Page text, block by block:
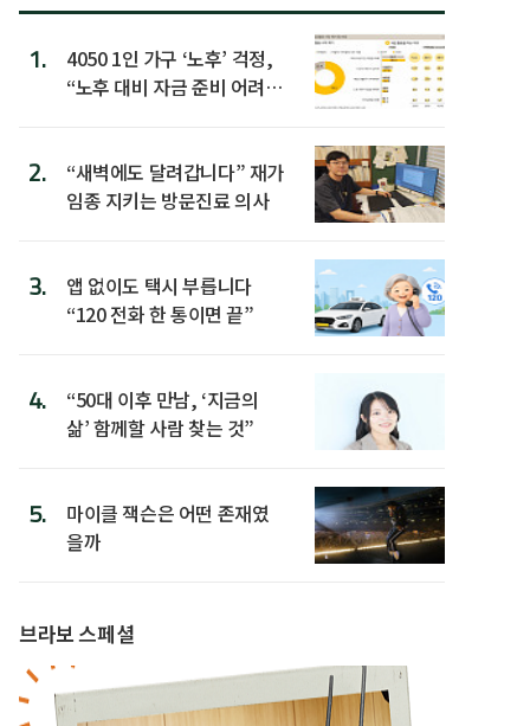
1.
4050 1인 가구 ‘노후’ 걱정,
“노후 대비 자금 준비 어려
2.
“새벽에도 달려갑니다” 재가
임종 지키는 방문진료 의사
3.
앱 없이도 택시 부릅니다
“120 전화 한 통이면 끝”
4.
“50대 이후 만남, ‘지금의
삶’ 함께할 사람 찾는 것”
5.
마이클 잭슨은 어떤 존재였
을까
브라보 스페셜